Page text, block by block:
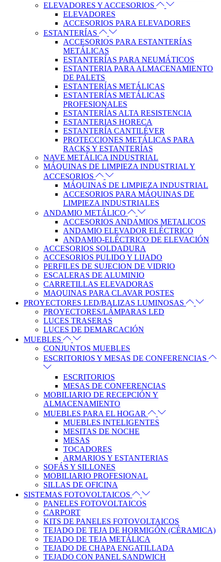
ELEVADORES Y ACCESORIOS
ELEVADORES
ACCESORIOS PARA ELEVADORES
ESTANTERÍAS
ACCESORIOS PARA ESTANTERÍAS
METÁLICAS
ESTANTERÍAS PARA NEUMÁTICOS
ESTANTERIA PARA ALMACENAMIENTO
DE PALETS
ESTANTERÍAS METÁLICAS
ESTANTERÍAS METÁLICAS
PROFESIONALES
ESTANTERÍAS ALTA RESISTENCIA
ESTANTERIAS HORECA
ESTANTERÍA CANTILÉVER
PROTECCIONES METÁLICAS PARA
RACKS Y ESTANTERÍAS
NAVE METÁLICA INDUSTRIAL
MÁQUINAS DE LIMPIEZA INDUSTRIAL Y
ACCESORIOS
MÁQUINAS DE LIMPIEZA INDUSTRIAL
ACCESORIOS PARA MÁQUINAS DE
LIMPIEZA INDUSTRIALES
ANDAMIO METÁLICO
ACCESORIOS ANDAMIOS METALICOS
ANDAMIO ELEVADOR ELÉCTRICO
ANDAMIO-ELÉCTRICO DE ELEVACIÓN
ACCESORIOS SOLDADURA
ACCESORIOS PULIDO Y LIJADO
PERFILES DE SUJECION DE VIDRIO
ESCALERAS DE ALUMINIO
CARRETILLAS ELEVADORAS
MAQUINAS PARA CLAVAR POSTES
PROYECTORES LED/BALIZAS LUMINOSAS
PROYECTORES/LÁMPARAS LED
LUCES TRASERAS
LUCES DE DEMARCACIÓN
MUEBLES
CONJUNTOS MUEBLES
ESCRITORIOS Y MESAS DE CONFERENCIAS
ESCRITORIOS
MESAS DE CONFERENCIAS
MOBILIARIO DE RECEPCIÓN Y
ALMACENAMIENTO
MUEBLES PARA EL HOGAR
MUEBLES INTELIGENTES
MESITAS DE NOCHE
MESAS
TOCADORES
ARMARIOS Y ESTANTERIAS
SOFÁS Y SILLONES
MOBILIARIO PROFESIONAL
SILLAS DE OFICINA
SISTEMAS FOTOVOLTAICOS
PANELES FOTOVOLTAICOS
CARPORT
KITS DE PANELES FOTOVOLTAICOS
TEJADO DE TEJA DE HORMIGÓN (CÉRAMICA)
TEJADO DE TEJA METÁLICA
TEJADO DE CHAPA ENGATILLADA
TEJADO CON PANEL SANDWICH